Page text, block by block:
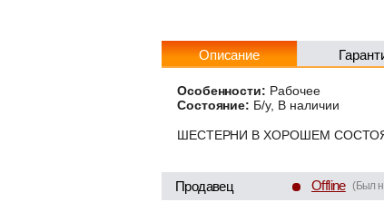
Описание
Особенности: Рабочее
Состояние: Б/у, В наличии
ШЕСТЕРНИ В ХОРОШЕМ
Продавец Offline (Был